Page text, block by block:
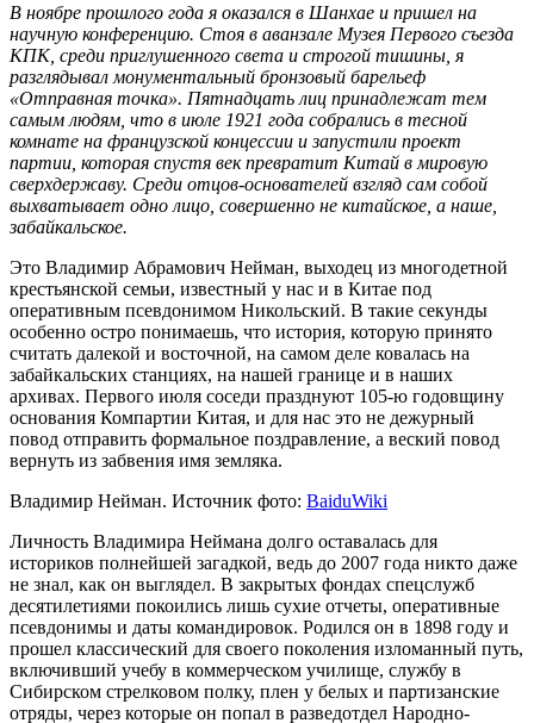
В ноябре прошлого года я оказался в Шанхае и пришел на
научную конференцию. Стоя в аванзале Музея Первого съезда
КПК, среди приглушенного света и строгой тишины, я
разглядывал монументальный бронзовый барельеф
«Отправная точка». Пятнадцать лиц принадлежат тем
самым людям, что в июле 1921 года собрались в тесной
комнате на французской концессии и запустили проект
партии, которая спустя век превратит Китай в мировую
сверхдержаву. Среди отцов-основателей взгляд сам собой
выхватывает одно лицо, совершенно не китайское, а наше,
забайкальское.
Это Владимир Абрамович Нейман, выходец из многодетной
крестьянской семьи, известный у нас и в Китае под
оперативным псевдонимом Никольский. В такие секунды
особенно остро понимаешь, что история, которую принято
считать далекой и восточной, на самом деле ковалась на
забайкальских станциях, на нашей границе и в наших
архивах. Первого июля соседи празднуют 105-ю годовщину
основания Компартии Китая, и для нас это не дежурный
повод отправить формальное поздравление, а веский повод
вернуть из забвения имя земляка.
Владимир Нейман. Источник фото: BaiduWiki
Личность Владимира Неймана долго оставалась для
историков полнейшей загадкой, ведь до 2007 года никто даже
не знал, как он выглядел. В закрытых фондах спецслужб
десятилетиями покоились лишь сухие отчеты, оперативные
псевдонимы и даты командировок. Родился он в 1898 году и
прошел классический для своего поколения изломанный путь,
включивший учебу в коммерческом училище, службу в
Сибирском стрелковом полку, плен у белых и партизанские
отряды, через которые он попал в разведотдел Народно-